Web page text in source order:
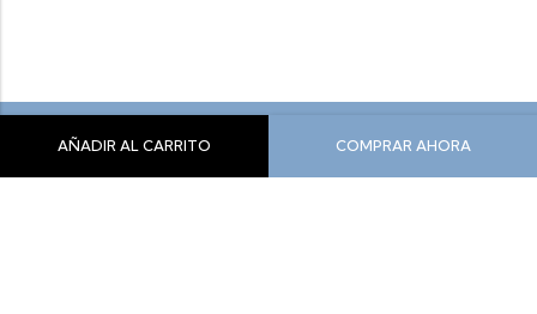
AÑADIR AL CARRITO COMPRAR AHORA